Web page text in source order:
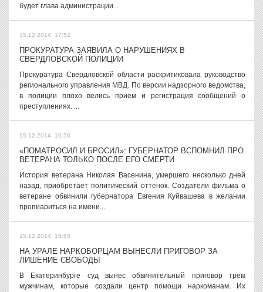
будет глава администрации...
15.12.2014, 17:52
ПРОКУРАТУРА ЗАЯВИЛА О НАРУШЕНИЯХ В
СВЕРДЛОВСКОЙ ПОЛИЦИИ
Прокуратура Свердловской области раскритиковала руководство
регионального управления МВД. По версии надзорного ведомства,
в полиции плохо велись прием и регистрация сообщений о
преступлениях. ...
15.12.2014, 16:56
«ПОМАТРОСИЛ И БРОСИЛ»: ГУБЕРНАТОР ВСПОМНИЛ ПРО
ВЕТЕРАНА ТОЛЬКО ПОСЛЕ ЕГО СМЕРТИ
История ветерана Николая Васенина, умершего несколько дней
назад, приобретает политический оттенок. Создатели фильма о
ветеране обвинили губернатора Евгения Куйвашева в желании
пропиариться на имени...
15.12.2014, 15:53
НА УРАЛЕ НАРКОБОРЦАМ ВЫНЕСЛИ ПРИГОВОР ЗА
ЛИШЕНИЕ СВОБОДЫ
В Екатеринбурге суд вынес обвинительный приговор трем
мужчинам, которые создали центр помощи наркоманам. Их